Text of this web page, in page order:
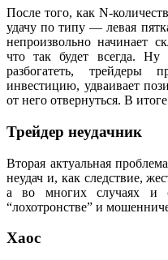
После того, как N-
удачу по типу — левая
непроизвольно начинает
что так будет всегда.
разбогатеть, трейдеры
инвестицию, удваивает
от него отвернуться. В
Трейдер неудачник
Вторая актуальная
неудач и, как следствие,
а во многих случаях и
“лохотронстве” и
Хаос